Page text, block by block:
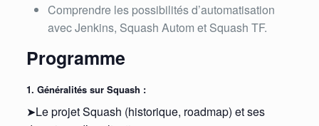
Comprendre les possibilités d’automatisation
avec Jenkins, Squash Autom et Squash TF.
Programme
1. Généralités sur Squash :
➤Le projet Squash (historique, roadmap) et ses